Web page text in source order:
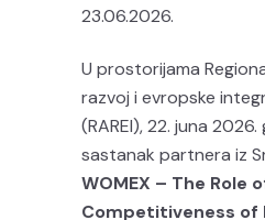
23.06.2026.
U prostorijama
razvoj i evropske
(RAREI), 22. juna
sastanak partnera iz
WOMEX – The Role
Competitiveness of